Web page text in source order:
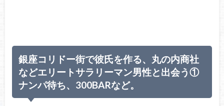
銀座コリドー街で彼氏を作る、丸の内商社
などエリートサラリーマン男性と出会う①
ナンパ待ち、300BARなど。